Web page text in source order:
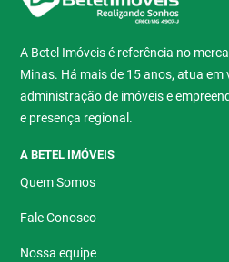
A Betel Imóveis é referência no
Minas. Há mais de 15 anos, atua em
administração de imóveis e
e presença regional.
A BETEL IMÓVEIS
Quem Somos
Fale Conosco
Nossa equipe